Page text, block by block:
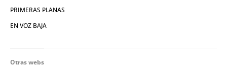
PRIMERAS PLANAS
EN VOZ BAJA
Otras webs